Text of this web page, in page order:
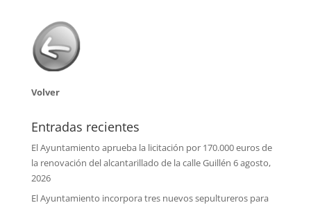
Volver
Entradas recientes
El Ayuntamiento aprueba la licitación por 170.000 euros de
la renovación del alcantarillado de la calle Guillén 6 agosto,
2026
El Ayuntamiento incorpora tres nuevos sepultureros para